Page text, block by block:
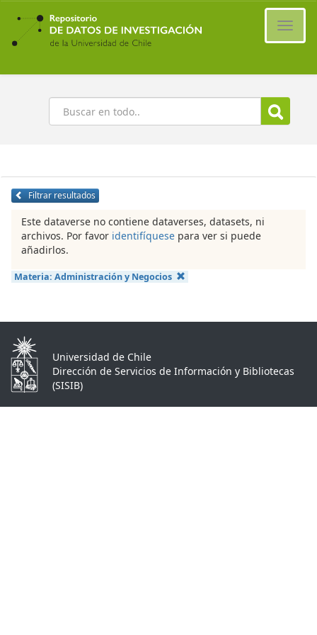
Ir
contenido
principal
Buscar
Filtrar resultados
Este dataverse no contiene dataverses, datasets, ni
archivos. Por favor identifíquese para ver si puede
añadirlos.
Materia: Administración y Negocios
Universidad de Chile
Dirección de Servicios de Información y Bibliotecas
(SISIB)